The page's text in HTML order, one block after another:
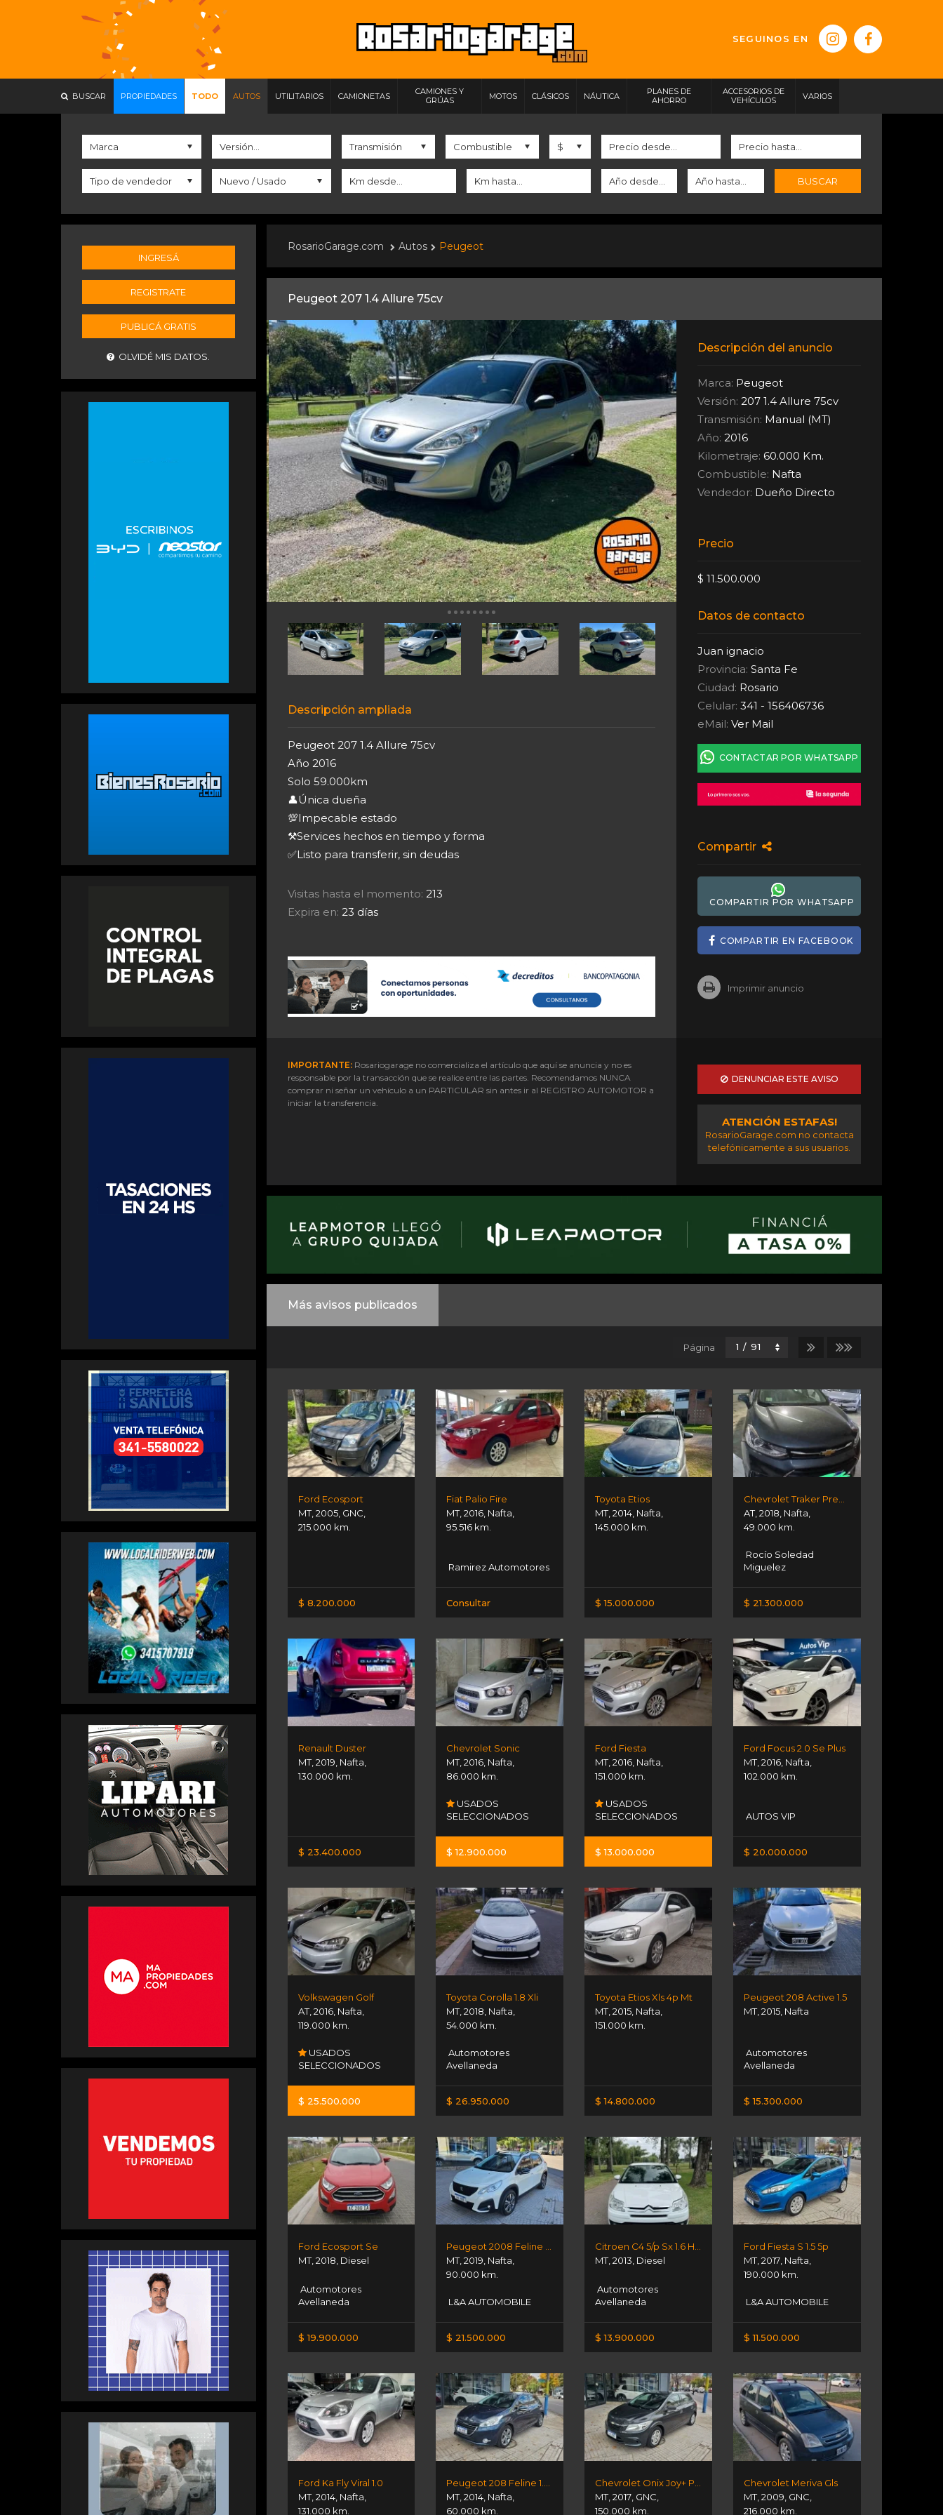
SEGUINOS EN
BUSCAR PROPIEDADES TODO AUTOS UTILITARIOS CAMIONETAS
CAMIONES Y
GRÚAS
MOTOS CLÁSICOS NÁUTICA
PLANES DE
AHORRO
ACCESORIOS DE
VEHÍCULOS
VARIOS
BUSCAR
INGRESÁ
REGISTRATE
PUBLICÁ GRATIS
OLVIDÉ MIS DATOS.
RosarioGarage.com Autos Peugeot
Peugeot 207 1.4 Allure 75cv
Descripción ampliada
Peugeot 207 1.4 Allure 75cv
Año 2016
Solo 59.000km
👤Única dueña
💯Impecable estado
⚒️Services hechos en tiempo y forma
✅Listo para transferir, sin deudas
Visitas hasta el momento: 213
Expira en: 23 días
Descripción del anuncio
Marca: Peugeot
Versión: 207 1.4 Allure 75cv
Transmisión: Manual (MT)
Año: 2016
Kilometraje: 60.000 Km.
Combustible: Nafta
Vendedor: Dueño Directo
Precio
$ 11.500.000
Datos de contacto
Juan ignacio
Provincia:Santa Fe
Ciudad: Rosario
Celular: 341 - 156406736
eMail:Ver Mail
CONTACTAR POR WHATSAPP
Compartir
COMPARTIR POR WHATSAPP
COMPARTIR EN FACEBOOK
Imprimir anuncio
IMPORTANTE:Rosariogarage no comercializa el artículo que aquí se anuncia y no es
responsable por la transacción que se realice entre las partes. Recomendamos NUNCA
comprar ni señar un vehículo a un PARTICULAR sin antes ir al REGISTRO AUTOMOTOR a
iniciar la transferencia.
DENUNCIAR ESTE AVISO
ATENCIÓN ESTAFAS!
RosarioGarage.com no contacta
telefónicamente a sus usuarios.
Más avisos publicados
Página
Ford Ecosport
MT, 2005, GNC
215.000 km.
$ 8.200.000
Fiat Palio Fire
MT,2016 Nafta
95.516 km.
Ramirez Automotores
Consultar
Toyota Etios
MT,2014 Nafta
145.000 km.
$ 15.000.000
AT,2018 Nafta
49.000 km.
Rocío Soledad
Miguelez
$ 21.300.000
Renault Duster
MT, 2019 Nafta
130.000 km.
$ 23.400.000
Chevrolet Sonic
MT,2016 Nafta
86.000 km.
USADOS
SELECCIONADOS
$ 12.900.000
Ford Fiesta
MT,2016 Nafta
151.000 km.
USADOS
SELECCIONADOS
$ 13.000.000
Ford Focus 2.0 Se Plus
MT,2016 Nafta
102.000 km.
AUTOS VIP
$ 20.000.000
Volkswagen Golf
AT, 2016, Nafta
119.000 km.
USADOS
SELECCIONADOS
$ 25.500.000
Toyota Corolla 1.8 Xli
MT,2018 Nafta
54.000 km.
Automotores
Avellaneda
$ 26.950.000
Toyota Etios Xls 4p Mt
MT,2015 Nafta
151.000 km.
$ 14.800.000
Peugeot 208 Active 1.5
MT,2015 Nafta
Automotores
Avellaneda
$ 15.300.000
Ford Ecosport Se
MT, 2018 Diesel
Automotores
Avellaneda
$ 19.900.000
MT,2019 Nafta
90.000 km.
L&A AUTOMOBILE
$ 21.500.000
MT,2013 Diesel
Automotores
Avellaneda
$ 13.900.000
Ford Fiesta S 1.5 5p
MT,2017 Nafta
190.000 km.
L&A AUTOMOBILE
$ 11.500.000
Ford Ka Fly Viral 1.0
MT, 2014, Nafta
131.000 km.
MT,2014 Nafta
60.000 km.
MT,2017 GNC
150.000 km.
Chevrolet Meriva Gls
MT,2009 GNC
216.000 km.